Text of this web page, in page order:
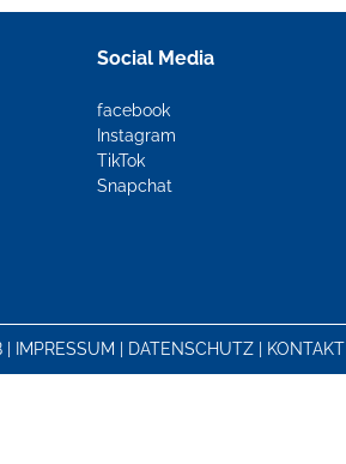
Social Media
facebook
Instagram
TikTok
Snapchat
IMPRESSUM DATENSCHUTZ KONTAKT